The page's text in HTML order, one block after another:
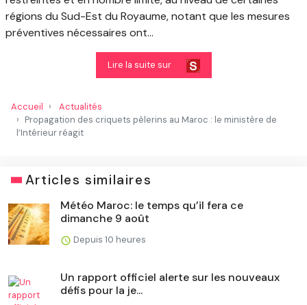
régions du Sud-Est du Royaume, notant que les mesures
préventives nécessaires ont...
Lire la suite sur
Accueil
Actualités
Propagation des criquets pèlerins au Maroc : le ministère de
l’Intérieur réagit
Articles similaires
Météo Maroc: le temps qu’il fera ce
dimanche 9 août
Depuis 10 heures
Un rapport officiel alerte sur les nouveaux
défis pour la je...